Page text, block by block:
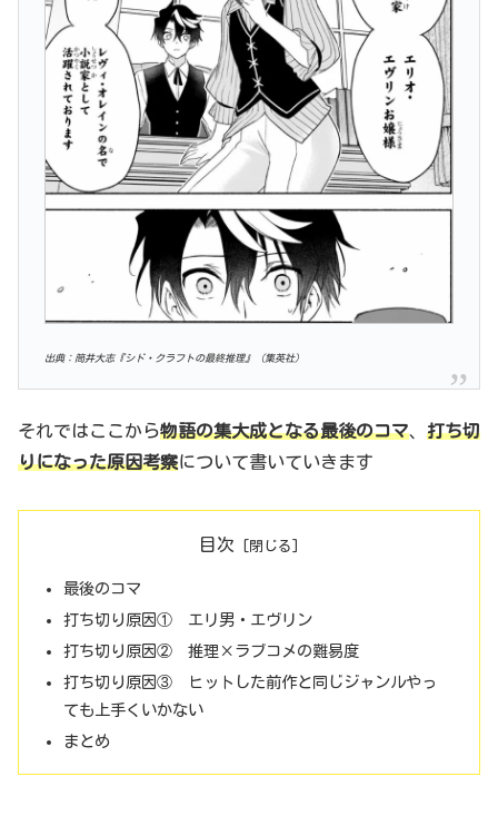
出典：筒井大志『シド・クラフトの最終推理』（集英社）
それではここから物語の集大成となる最後のコマ、 打ち切
りになった原因考察について書いていきます
目次
最後のコマ
打ち切り原因① エリ男・エヴリン
打ち切り原因② 推理×ラブコメの難易度
打ち切り原因③ ヒットした前作と同じジャンルやっ
ても上手くいかない
まとめ